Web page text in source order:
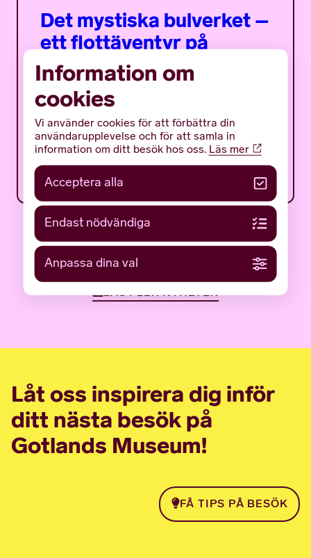
Det mystiska bulverket –
ett flottäventyr på
träsket
Det mystiska bulverket är ett sommarprogram
för ungdomar med fokus på en av Gotlands
mäktigaste och mest gåtfulla fornlämningar:
det tidigmedeltida bulverket på botten av...
12 JUNI 2026NYHETER
LÄS FLER NYHETER
Låt oss inspirera dig inför
ditt nästa besök på
Gotlands Museum!
FÅ TIPS PÅ BESÖK
Information om
cookies
Vi använder cookies för att förbättra din
användarupplevelse och för att samla in
information om ditt besök hos oss. Läs mer
Acceptera alla
Endast nödvändiga
Anpassa dina val